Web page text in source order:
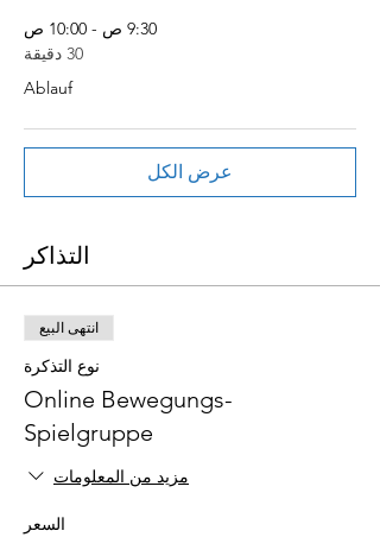
9:30 ص - 10:00 ص
30 دقيقة
Ablauf
عرض الكل
التذاكر
انتهى البيع
نوع التذكرة
Online Bewegungs-
Spielgruppe
مزيد من المعلومات
السعر